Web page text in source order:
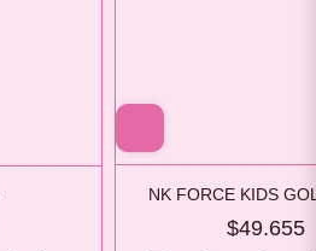
NK FORCE KIDS
$49.655